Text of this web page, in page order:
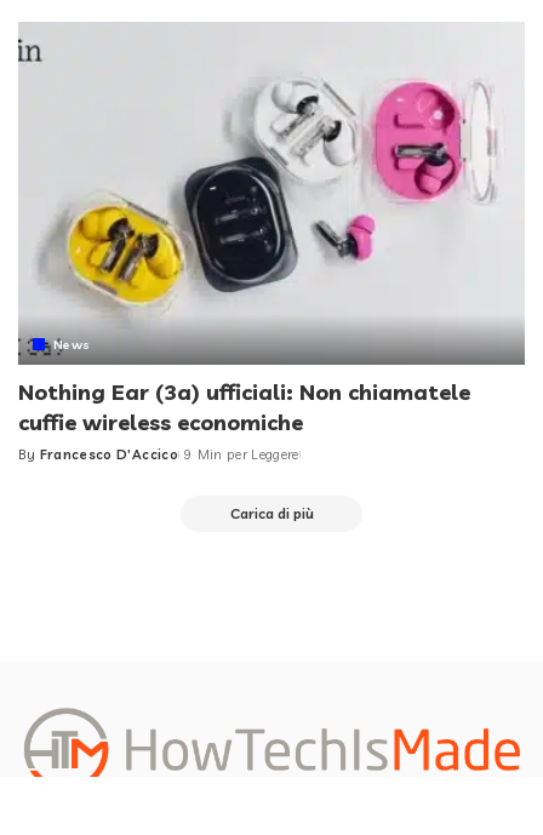
News
Nothing Ear (3a) ufficiali: Non chiamatele
cuffie wireless economiche
Posted
By Francesco D'Accico 9 Min per Leggere
Carica di più